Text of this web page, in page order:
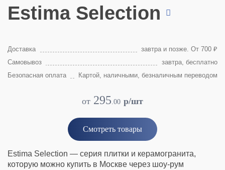
Estima Selection
Доставка
завтра и позже. От 700 ₽
Самовывоз
завтра, бесплатно
Безопасная оплата
Картой, наличными, безналичным переводом
от 295.00 p/шт
Смотреть товары
Estima Selection — серия плитки и керамогранита,
которую можно купить в Москве через шоу-рум